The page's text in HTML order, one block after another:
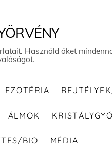
Használd őket
EZOTÉRIA
ÁLMOK
BIO MÉDIA